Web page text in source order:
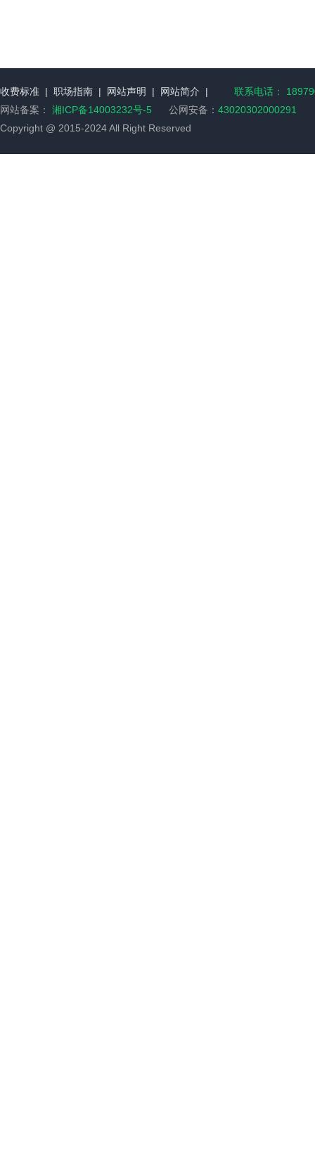
收费标准 | 职场指南 | 网站声明 | 网站简介 |
联系电话：
网站备案： 湘ICP备14003232号-5 公网安备： 43020302000291
Copyright @ 2015-2024 All Right Reserved